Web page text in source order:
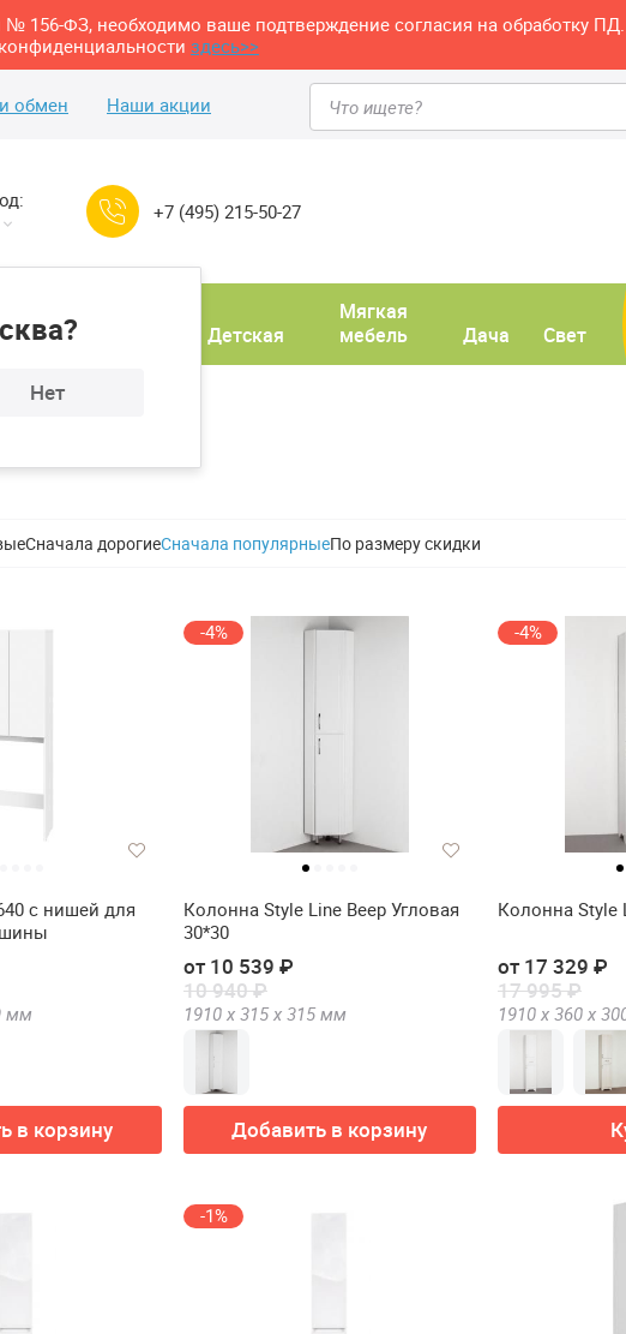
№ 156-ФЗ, необходимо ваше подтверждение согласия на обработку
конфиденциальности здесь>>
обмен Наши акции
Нет
+7 (495) 215-50-27
Детская
Мягкая
мебель
Дача Свет
Сначала дорогиеСначала популярныеПо размеру скидки
с нишей для
мм
в корзину
-4%
Колонна Style Line Веер Угловая
30*30
от 10 539 ₽
10 940 ₽
1910 х 315 х 315 мм
Добавить в корзину
-4%
Колонна Style
от 17 329 ₽
17 995 ₽
1910 х 360 х
-1%